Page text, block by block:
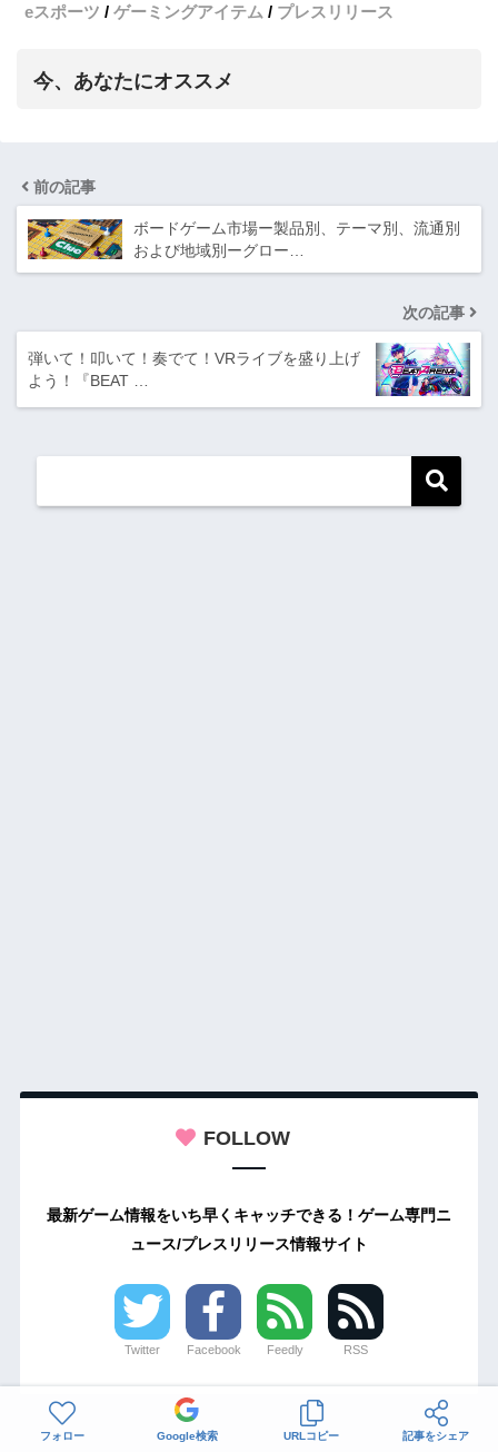
eスポーツ
ゲーミングアイテム プレスリリース
今、あなたにオススメ
前の記事
ボードゲーム市場ー製品別、テーマ別、流通別
および地域別ーグロー…
次の記事
弾いて！叩いて！奏でて！VRライブを盛り上げ
よう！『BEAT …
FOLLOW
最新ゲーム情報をいち早くキャッチできる！ゲーム専門ニ
ュース/プレスリリース情報サイト
Twitter Facebook Feedly RSS
フォロー Google検索 URLコピー 記事をシェア